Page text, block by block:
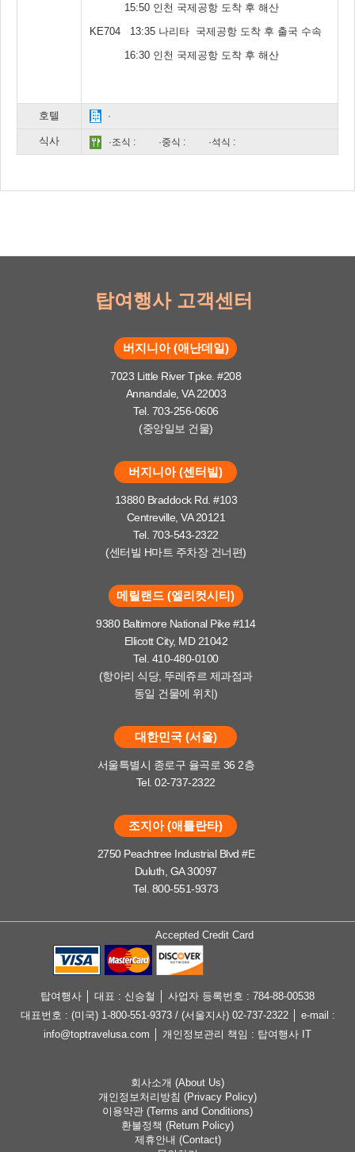
15:50 인천 국제공항 도착 후 해산
KE704 13:35 나리타 국제공항 도착 후 출국 수속
16:30 인천 국제공항 도착 후 해산
호텔 ·
식사 ·조식 : ·중식 : ·석식 :
탑여행사 고객센터
버지니아 (애난데일)
7023 Little River Tpke. #208
Annandale, VA 22003
Tel. 703-256-0606
(중앙일보 건물)
버지니아 (센터빌)
13880 Braddock Rd. #103
Centreville, VA 20121
Tel. 703-543-2322
(센터빌 H마트 주차장 건너편)
메릴랜드 (엘리컷시티)
9380 Baltimore National Pike #114
Ellicott City, MD 21042
Tel. 410-480-0100
(항아리 식당, 뚜레쥬르 제과점과
동일 건물에 위치)
대한민국 (서울)
서울특별시 종로구 율곡로 36 2층
Tel. 02-737-2322
조지아 (애틀란타)
2750 Peachtree Industrial Blvd #E
Duluth, GA 30097
Tel. 800-551-9373
Accepted Credit Card
탑여행사 │ 대표 : 신승철 │ 사업자 등록번호 : 784-88-00538
대표번호 : (미국) 1-800-551-9373 / (서울지사) 02-737-2322 │ e-mail :
info@toptravelusa.com │ 개인정보관리 책임 : 탑여행사 IT
회사소개 (About Us)
개인정보처리방침 (Privacy Policy)
이용약관 (Terms and Conditions)
환불정책 (Return Policy)
제휴안내 (Contact)